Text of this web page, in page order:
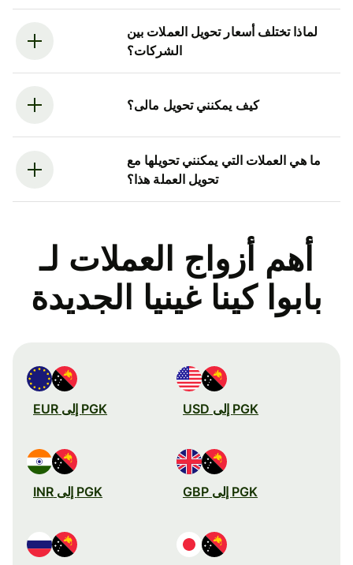
لماذا تختلف أسعار تحويل العملات بين
الشركات؟
كيف يمكنني تحويل مالى؟
ما هي العملات التي يمكنني تحويلها مع
تحويل العملة هذا؟
أهم أزواج العملات لـ
بابوا كينا غينيا الجديدة
PGK إلى USD PGK إلى EUR
PGK إلى GBP PGK إلى INR